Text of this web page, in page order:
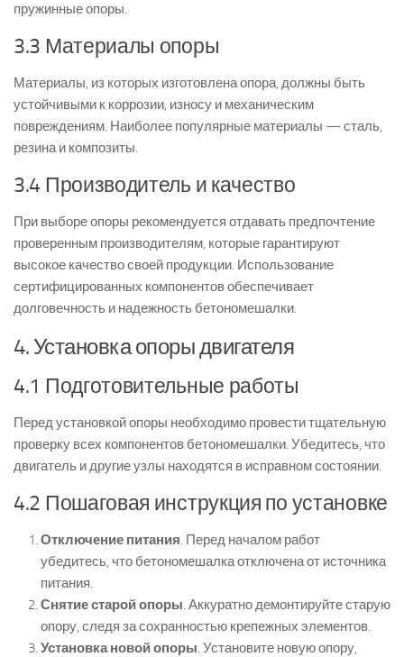
пружинные опоры.
3.3 Материалы опоры
Материалы, из которых изготовлена опора, должны быть
устойчивыми к коррозии, износу и механическим
повреждениям. Наиболее популярные материалы — сталь,
резина и композиты.
3.4 Производитель и качество
При выборе опоры рекомендуется отдавать предпочтение
проверенным производителям, которые гарантируют
высокое качество своей продукции. Использование
сертифицированных компонентов обеспечивает
долговечность и надежность бетономешалки.
4. Установка опоры двигателя
4.1 Подготовительные работы
Перед установкой опоры необходимо провести тщательную
проверку всех компонентов бетономешалки. Убедитесь, что
двигатель и другие узлы находятся в исправном состоянии.
4.2 Пошаговая инструкция по установке
Отключение питания. Перед началом работ
убедитесь, что бетономешалка отключена от источника
питания.
Снятие старой опоры. Аккуратно демонтируйте старую
опору, следя за сохранностью крепежных элементов.
Установка новой опоры. Установите новую опору,